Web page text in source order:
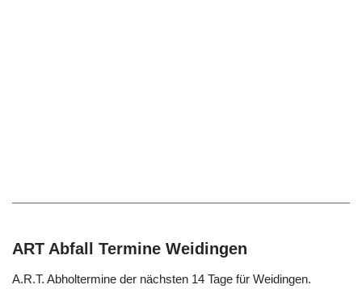
ART Abfall Termine Weidingen
A.R.T. Abholtermine der nächsten 14 Tage für Weidingen.